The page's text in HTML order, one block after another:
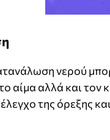
νερού
αίμα αλλά και τον
της όρεξης